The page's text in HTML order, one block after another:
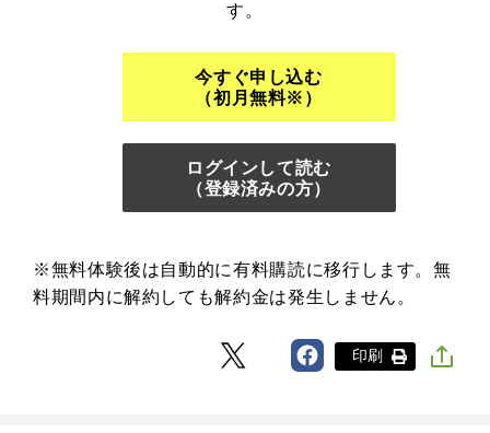
す。
今すぐ申し込む
（初月無料※）
ログインして読む
（登録済みの方）
※無料体験後は自動的に有料購読に移行します。無
料期間内に解約しても解約金は発生しません。
印刷